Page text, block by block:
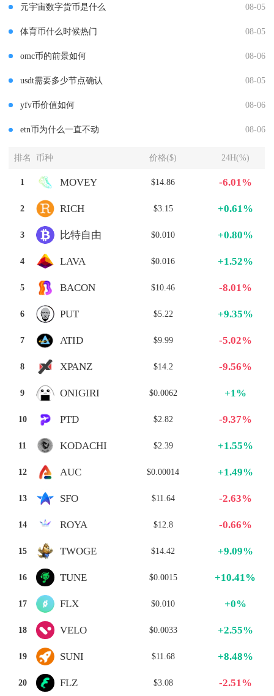
元宇宙数字货币是什么 08-05
体育币什么时候热门 08-05
omc币的前景如何 08-06
usdt需要多少节点确认 08-05
yfv币价值如何 08-06
etn币为什么一直不动 08-06
排名 币种 价格($) 24H(%)
1 MOVEY $14.86 -6.01%
2 RICH $3.15 +0.61%
3 比特自由 $0.010 +0.80%
4 LAVA $0.016 +1.52%
5 BACON $10.46 -8.01%
6 PUT $5.22 +9.35%
7 ATID $9.99 -5.02%
8 XPANZ $14.2 -9.56%
9 ONIGIRI $0.0062 +1%
10 PTD $2.82 -9.37%
11 KODACHI $2.39 +1.55%
12 AUC $0.00014 +1.49%
13 SFO $11.64 -2.63%
14 ROYA $12.8 -0.66%
15 TWOGE $14.42 +9.09%
16 TUNE $0.0015 +10.41%
17 FLX $0.010 +0%
18 VELO $0.0033 +2.55%
19 SUNI $11.68 +8.48%
20 FLZ $3.08 -2.51%